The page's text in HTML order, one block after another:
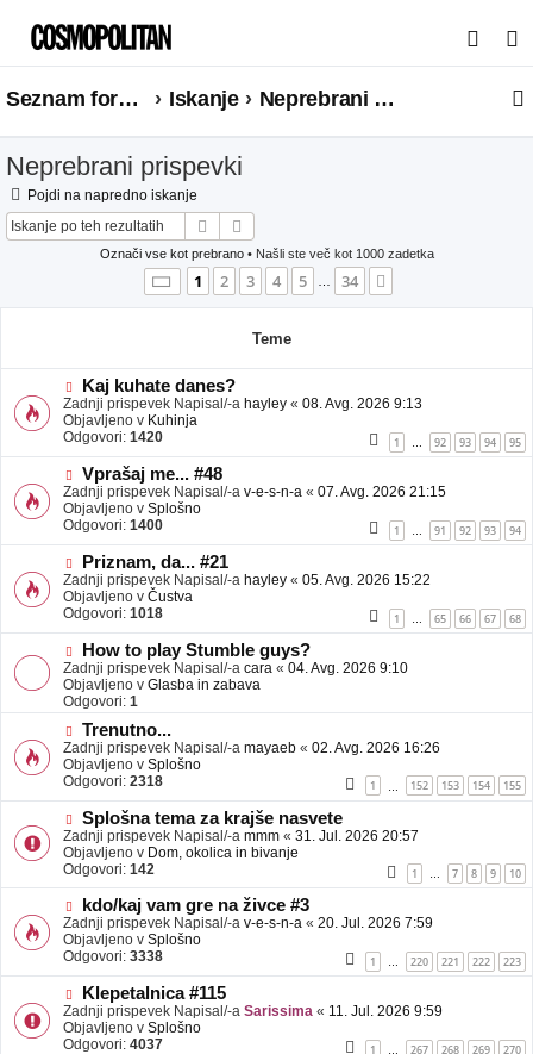
s
a
Seznam forumov Iskanje Neprebrani prispevki
Neprebrani prispevki
Pojdi na napredno iskanje
Iskanje
Označi vse kot prebrano• Našli ste več kot 1000 zadetka
Stran 1od34
1 2 3 4 5 … 34
Teme
N
o
v
e
b
a
v
e
Kaj kuhate danes?
Zadnji prispevek Napisal/-a hayley « 08. Avg. 2026 9:13
Objavljeno v Kuhinja
Odgovori: 1420 1 … 92 93 94 95
N
o
v
e
b
a
v
e
Vprašaj me... #48
Zadnji prispevek Napisal/-a v-e-s-n-a « 07. Avg. 2026 21:15
Objavljeno v Splošno
Odgovori: 1400 1 … 91 92 93 94
N
o
v
e
b
a
v
e
Priznam, da... #21
Zadnji prispevek Napisal/-a hayley « 05. Avg. 2026 15:22
Objavljeno v Čustva
Odgovori: 1018 1 65 66 67 68
N
o
v
e
o
b
j
a
v
e
How to play Stumble guys?
Zadnji prispevek Napisal/-a cara « 04. Avg. 2026 9:10
Objavljeno v Glasba in zabava
Odgovori: 1
N
o
v
e
o
b
a
v
e
Trenutno...
Zadnji prispevek Napisal/-a mayaeb « 02. Avg. 2026 16:26
Objavljeno v Splošno
Odgovori: 2318 1 152 153 154 155
N
o
v
e
o
b
a
v
e
Splošna tema za krajše nasvete
Zadnji prispevek Napisal/-a mmm « 31. Jul. 2026 20:57
Objavljeno v Dom, okolica in bivanje
Odgovori: 142 1 … 7 8 9 10
N
o
v
e
b
a
v
kdo/kaj vam gre na živce #3
Zadnji prispevek Napisal/-a v-e-s-n-a « 20. Jul. 2026 7:59
Objavljeno v Splošno
Odgovori: 3338 1 … 220 221 222 223
N
o
v
e
Klepetalnica #115
Zadnji prispevek Napisal/-a Sarissima « 11. Jul. 2026 9:59
Objavljeno v Splošno
Odgovori: 4037 1 … 267 268 269 270